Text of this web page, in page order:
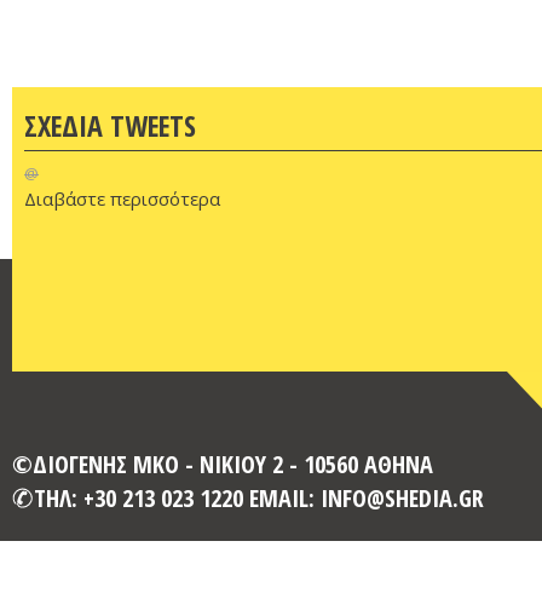
ΣΧΕΔΙΑ TWEETS
@
Διαβάστε περισσότερα
©ΔΙΟΓΕΝΗΣ ΜΚΟ - ΝΙΚΙΟΥ 2 - 10560 ΑΘΗΝΑ
ΤΗΛ: +30 213 023 1220 EMAIL: INFO@SHEDIA.GR